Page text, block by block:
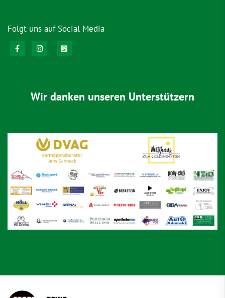
Folgt uns auf Social Media
Wir danken unseren Unterstützern